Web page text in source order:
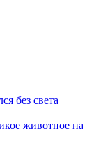
без света
животное на